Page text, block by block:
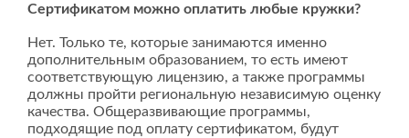
Сертификатом можно оплатить любые кружки?
Нет. Только те, которые занимаются именно
дополнительным образованием, то есть имеют
соответствующую лицензию, а также программы
должны пройти региональную независимую оценку
качества. Общеразвивающие программы,
подходящие под оплату сертификатом, будут